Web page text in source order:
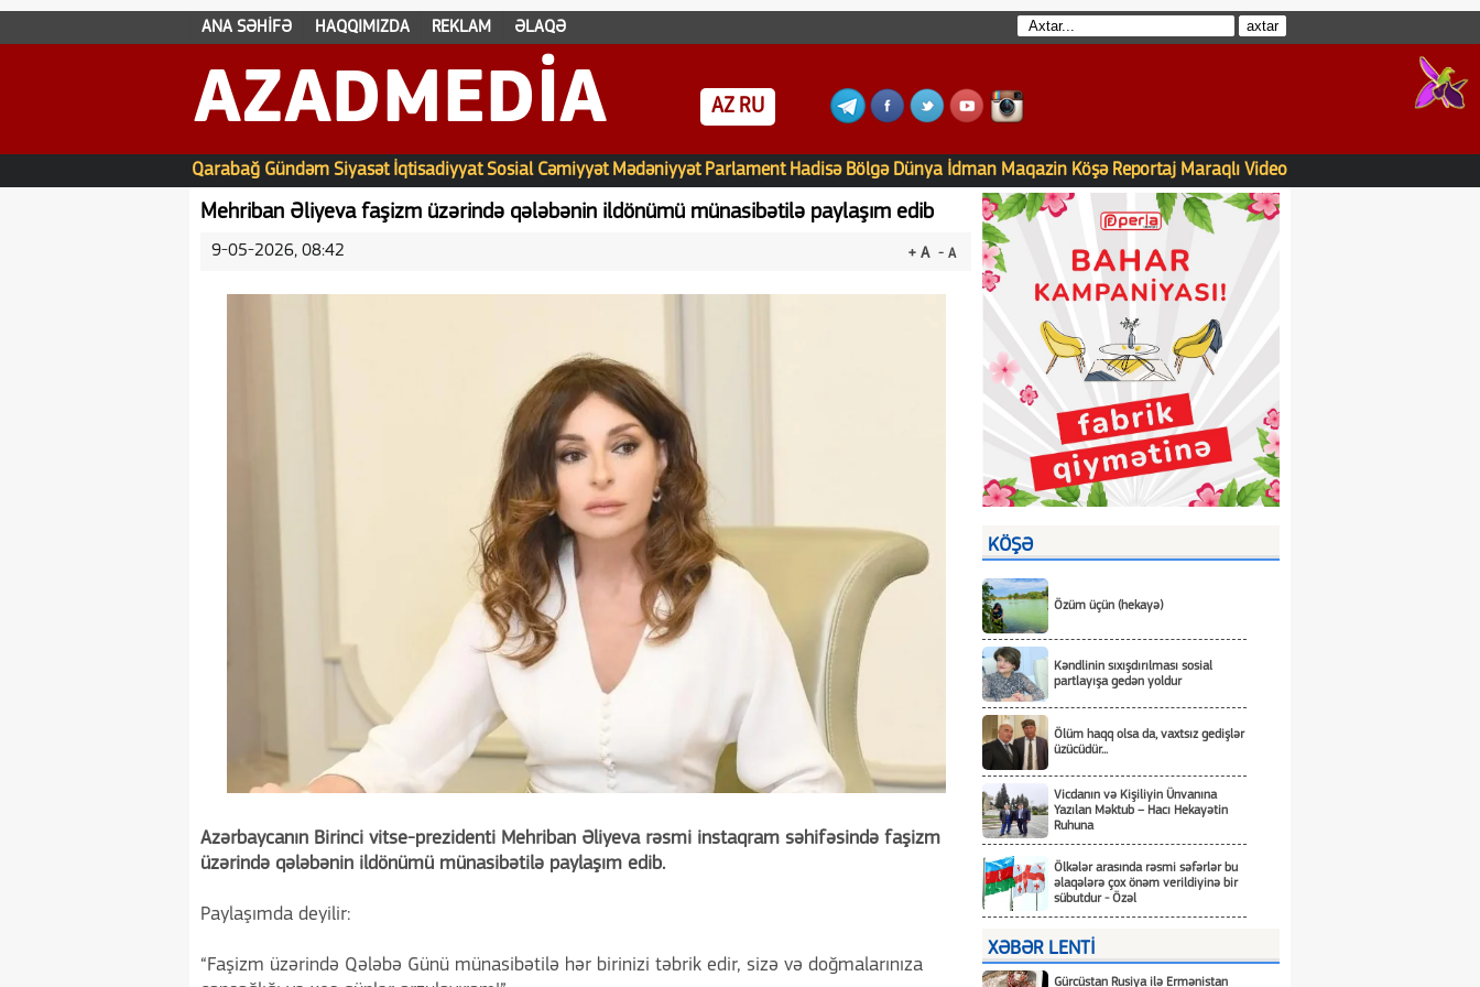
ANA SƏHİFƏ HAQQIMIZDA REKLAM ƏLAQƏ
AZADMEDIA AZ RU
Qarabağ Gündəm Siyasət İqtisadiyyat Sosial Cəmiyyət Mədəniyyət Parlament Hadisə Bölgə Dünya İdman Maqazin Köşə Reportaj Maraqlı Video
Mehriban Əliyeva faşizm üzərində qələbənin ildönümü münasibətilə paylaşım edib
+ A - A
9-05-2026, 08:42
Azərbaycanın Birinci vitse-prezidenti Mehriban Əliyeva rəsmi instaqram səhifəsində faşizm
üzərində qələbənin ildönümü münasibətilə paylaşım edib.
Paylaşımda deyilir:
“Faşizm üzərində Qələbə Günü münasibətilə hər birinizi təbrik edir, sizə və doğmalarınıza
KÖŞƏ
Özüm üçün (hekayə)
Kəndlinin sıxışdırılması sosial
partlayışa gedən yoldur
Ölüm haqq olsa da, vaxtsız gedişlər
üzücüdür...
Vicdanın və Kişiliyin Ünvanına
Yazılan Məktub – Hacı Hekayətin
Ruhuna
Ölkələr arasında rəsmi səfərlər bu
əlaqələrə çox önəm verildiyinə bir
sübutdur - Özəl
XƏBƏR LENTİ
Gürcüstan Rusiya ilə Ermənistan